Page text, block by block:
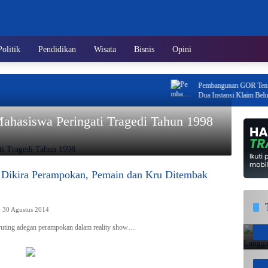
Pendidikan Wisata Bisnis Opini
Pembangunan GOR Tenis
Dua Instansi Klaim Belum Ada
Peringati Tragedi Tahun 1998
Perampokan, Pemain dan Kru Ditembak
30 Agustus 2014
adegan perampokan dalam reality show…